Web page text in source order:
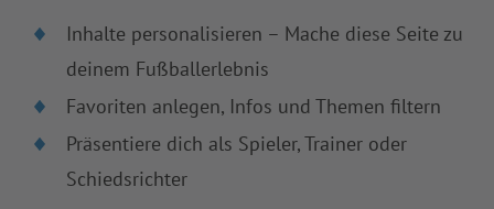
Inhalte personalisieren – Mache diese Seite zu
deinem Fußballerlebnis
Favoriten anlegen, Infos und Themen filtern
Präsentiere dich als Spieler, Trainer oder
Schiedsrichter